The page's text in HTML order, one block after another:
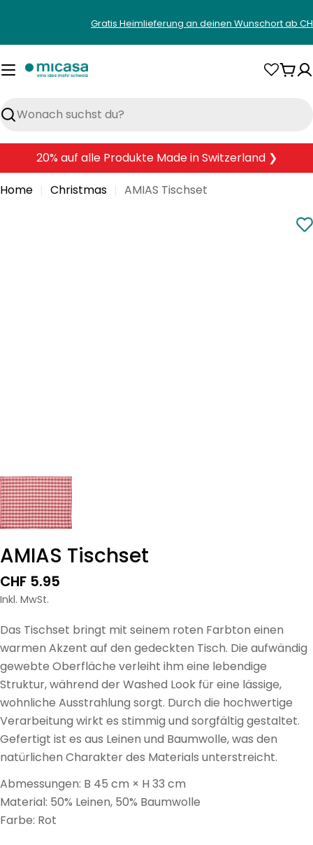
springen
Gratis Heimlieferung an deinen Wunschort ab
Suchen
20% auf alle Produkte Made in Switzerland ❯
Home
Christmas AMIAS Tischset
AMIAS Tischset
Regulärer
Preis
CHF 5.95
Inkl. MwSt.
Das Tischset bringt mit seinem roten Farbton einen
warmen Akzent auf den gedeckten Tisch. Die aufwändig
gewebte Oberfläche verleiht ihm eine lebendige
Struktur, während der Washed Look für eine lässige,
wohnliche Ausstrahlung sorgt. Durch die hochwertige
Verarbeitung wirkt es stimmig und sorgfältig gestaltet.
Gefertigt ist es aus Leinen und Baumwolle, was den
natürlichen Charakter des Materials unterstreicht.
Abmessungen: B 45 cm × H 33 cm
Material: 50% Leinen, 50% Baumwolle
Farbe: Rot